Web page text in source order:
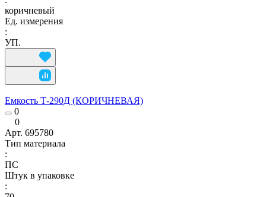
коричневый
Ед. измерения
:
УП.
Емкость Т-290Д (КОРИЧНЕВАЯ)
0
0
Арт. 695780
Тип материала
:
ПС
Штук в упаковке
: